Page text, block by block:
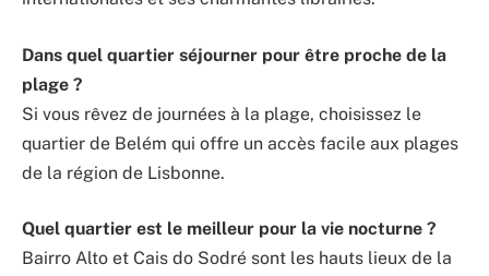
Dans quel quartier séjourner pour être proche de la
plage ?
Si vous rêvez de journées à la plage, choisissez le
quartier de Belém qui offre un accès facile aux plages
de la région de Lisbonne.
Quel quartier est le meilleur pour la vie nocturne ?
Bairro Alto et Cais do Sodré sont les hauts lieux de la